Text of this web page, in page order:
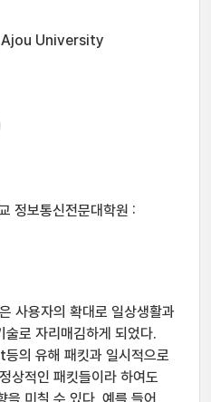
University
정보통신전문대학원 :
사용자의 확대로 일상생활과
로 자리매김하게 되었다.
의 유해 패킷과 일시적으로
상적인 패킷들이라 하여도